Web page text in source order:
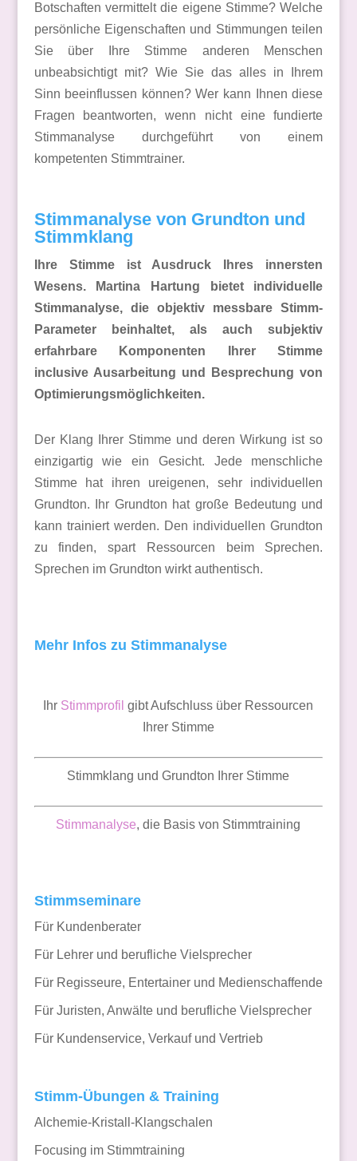
Botschaften vermittelt die eigene Stimme? Welche
persönliche Eigenschaften und Stimmungen teilen
Sie über Ihre Stimme anderen Menschen
unbeabsichtigt mit? Wie Sie das alles in Ihrem
Sinn beeinflussen können? Wer kann Ihnen diese
Fragen beantworten, wenn nicht eine fundierte
Stimmanalyse durchgeführt von einem
kompetenten Stimmtrainer.
Stimmanalyse von Grundton und
Stimmklang
Ihre Stimme ist Ausdruck Ihres innersten
Wesens. Martina Hartung bietet individuelle
Stimmanalyse, die objektiv messbare Stimm-
Parameter beinhaltet, als auch subjektiv
erfahrbare Komponenten Ihrer Stimme
inclusive Ausarbeitung und Besprechung von
Optimierungsmöglichkeiten.
Der Klang Ihrer Stimme und deren Wirkung ist so
einzigartig wie ein Gesicht. Jede menschliche
Stimme hat ihren ureigenen, sehr individuellen
Grundton. Ihr Grundton hat große Bedeutung und
kann trainiert werden. Den individuellen Grundton
zu finden, spart Ressourcen beim Sprechen.
Sprechen im Grundton wirkt authentisch.
Mehr Infos zu Stimmanalyse
Ihr Stimmprofil gibt Aufschluss über Ressourcen
Ihrer Stimme
Stimmklang und Grundton Ihrer Stimme
Stimmanalyse, die Basis von Stimmtraining
Stimmseminare
Für Kundenberater
Für Lehrer und berufliche Vielsprecher
Für Regisseure, Entertainer und Medienschaffende
Für Juristen, Anwälte und berufliche Vielsprecher
Für Kundenservice, Verkauf und Vertrieb
Stimm-Übungen & Training
Alchemie-Kristall-Klangschalen
Focusing im Stimmtraining